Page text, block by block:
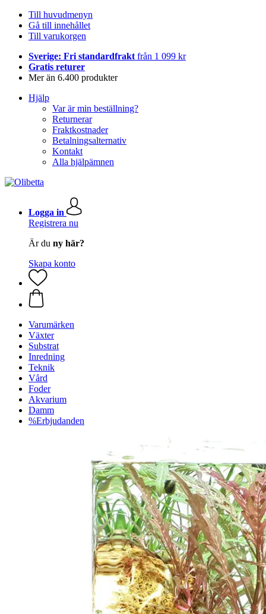
Till huvudmenyn
Gå till innehållet
Till varukorgen
Sverige: Fri standardfrakt från 1 099 kr
Gratis returer
Mer än 6.400 produkter
Hjälp
Var är min beställning?
Returnerar
Fraktkostnader
Betalningsalternativ
Kontakt
Alla hjälpämnen
Logga in
Registrera nu
Är du ny här?
Skapa konto
Varumärken
Växter
Substrat
Inredning
Teknik
Vård
Foder
Akvarium
Damm
%Erbjudanden